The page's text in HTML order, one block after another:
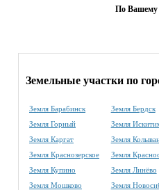
По Вашему
Земельные участки по
Земля Барабинск
Земля Бердск
Земля Горный
Земля
Земля Каргат
Земля
Земля Краснозерское
Земля
Земля Купино
Земля Линёво
Земля Мошково
Земля